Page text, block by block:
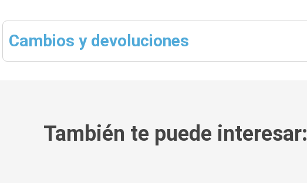
Cambios y devoluciones
También te puede interesar: